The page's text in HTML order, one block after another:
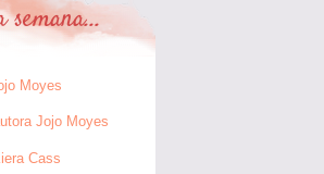
Moyes
Jojo Moyes
Cass